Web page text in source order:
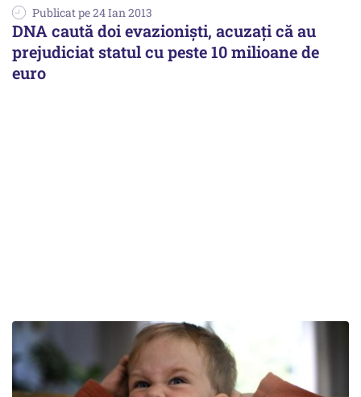
Publicat pe 24 Ian 2013
DNA caută doi evazioniști, acuzați că au
prejudiciat statul cu peste 10 milioane de
euro